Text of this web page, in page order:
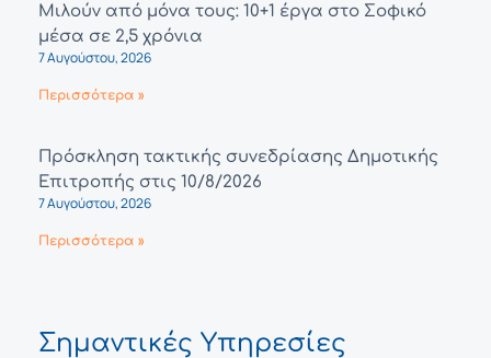
Μιλούν από μόνα τους: 10+1 έργα στο Σοφικό
μέσα σε 2,5 χρόνια
7 Αυγούστου, 2026
Περισσότερα »
Πρόσκληση τακτικής συνεδρίασης Δημοτικής
Επιτροπής στις 10/8/2026
7 Αυγούστου, 2026
Περισσότερα »
Σημαντικές Υπηρεσίες